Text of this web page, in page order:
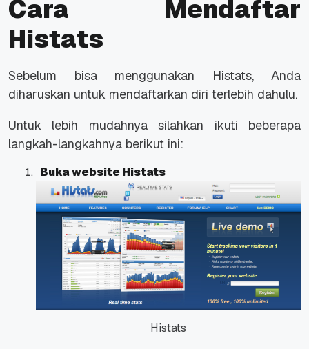
Cara Mendaftar
Histats
Sebelum bisa menggunakan Histats, Anda
diharuskan untuk mendaftarkan diri terlebih dahulu.
Untuk lebih mudahnya silahkan ikuti beberapa
langkah-langkahnya berikut ini:
Buka website Histats
Histats